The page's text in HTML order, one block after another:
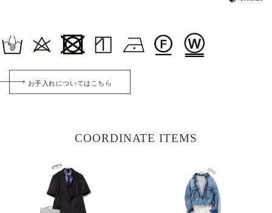
お手入れについてはこちら
COORDINATE ITEMS